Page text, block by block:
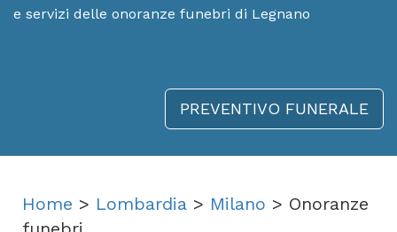
e servizi delle onoranze funebri di Legnano
PREVENTIVO FUNERALE
Home > Lombardia > Milano > Onoranze